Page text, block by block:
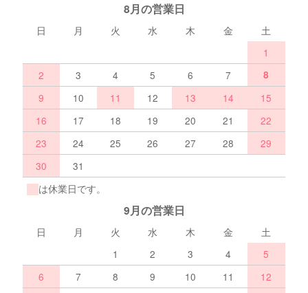
8月の営業日
日 月 火 水 木 金
土
1
2
3 4 5 6 7 8
9 10 11 12 13 14
15
16
17 18 19 20 21
22
23
24 25 26 27 28
29
30
31
は休業日です。
9月の営業日
日 月 火 水 木 金
土
1
2 3 4
5
6
7 8 9 10 11
12